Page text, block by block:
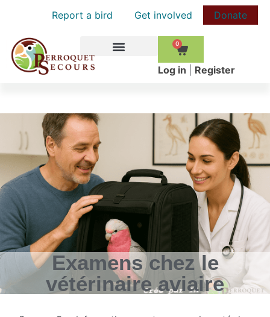
Report a bird Get involved Donate
0
Log in Register
Examens chez le
vétérinaire aviaire